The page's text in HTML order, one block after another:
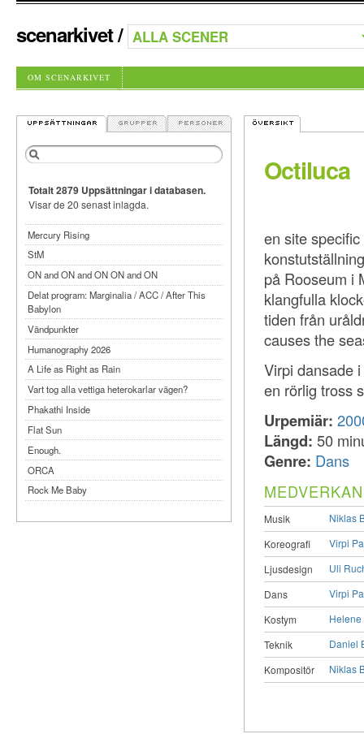
scenarkivet/
OM SCENARKIVET
Octiluca
en site
på Rooseum i
klangfulla
tiden från
causes the
Virpi dansade
en rörlig tross
Urpemiär:
Längd: 50
Genre: Dans
Musik
Niklas
Koreografi
Virpi
Ljusdesign
Uli
Dans
Virpi
Kostym
Teknik
Daniel
Kompositör
Niklas
Totalt 2879 Uppsättningar i databasen.
Visar de 20 senast inlagda.
Mercury Rising
StM
ON and ON and ON ON and ON
Delat program: Marginalia / ACC / After This
Babylon
Vändpunkter
Humanography 2026
A Life as Right as Rain
Vart tog alla vettiga heterokarlar vägen?
Phakathi Inside
Flat Sun
Enough.
ORCA
Rock Me Baby